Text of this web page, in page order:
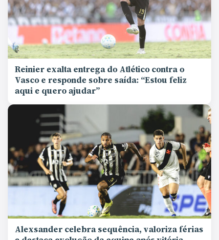
Reinier exalta entrega do Atlético contra o
Vasco e responde sobre saída: “Estou feliz
aqui e quero ajudar”
Alexsander celebra sequência, valoriza férias